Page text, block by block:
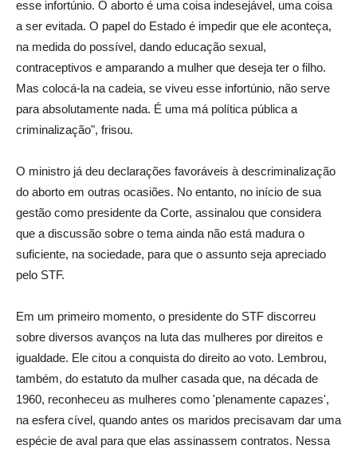
esse infortúnio. O aborto é uma coisa indesejável, uma coisa
a ser evitada. O papel do Estado é impedir que ele aconteça,
na medida do possível, dando educação sexual,
contraceptivos e amparando a mulher que deseja ter o filho.
Mas colocá-la na cadeia, se viveu esse infortúnio, não serve
para absolutamente nada. É uma má política pública a
criminalização", frisou.
O ministro já deu declarações favoráveis à descriminalização
do aborto em outras ocasiões. No entanto, no início de sua
gestão como presidente da Corte, assinalou que considera
que a discussão sobre o tema ainda não está madura o
suficiente, na sociedade, para que o assunto seja apreciado
pelo STF.
Em um primeiro momento, o presidente do STF discorreu
sobre diversos avanços na luta das mulheres por direitos e
igualdade. Ele citou a conquista do direito ao voto. Lembrou,
também, do estatuto da mulher casada que, na década de
1960, reconheceu as mulheres como 'plenamente capazes',
na esfera cível, quando antes os maridos precisavam dar uma
espécie de aval para que elas assinassem contratos. Nessa